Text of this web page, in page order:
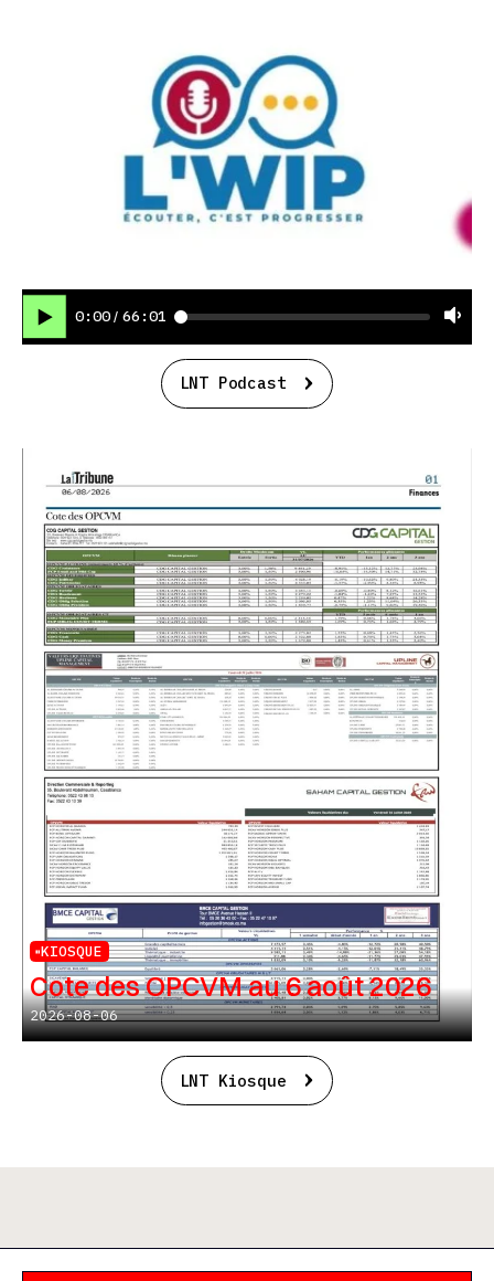
0:00 / 66:01
LNT Podcast
KIOSQUE
Cote des OPCVM au 6 août 2026
2026-08-06
LNT Kiosque